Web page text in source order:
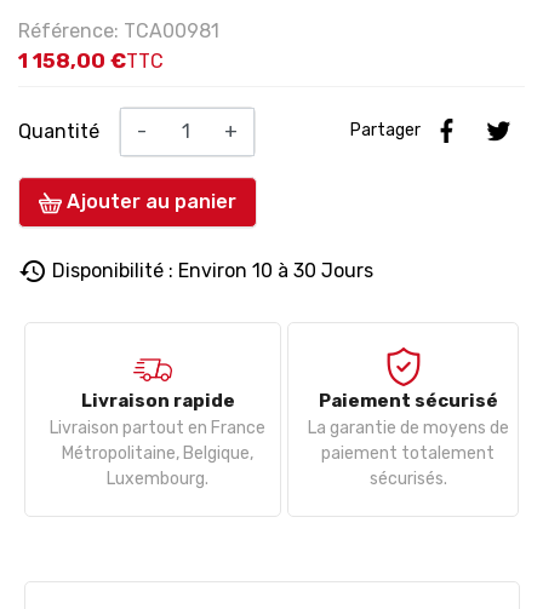
Référence: TCA00981
1 158,00 €TTC
Quantité - +
Ajouter au panier
Partager
history Disponibilité : Environ 10 à 30 Jours
Livraison rapide
Livraison partout en France
Métropolitaine, Belgique,
Luxembourg.
Paiement sécurisé
La garantie de moyens de
paiement totalement
sécurisés.